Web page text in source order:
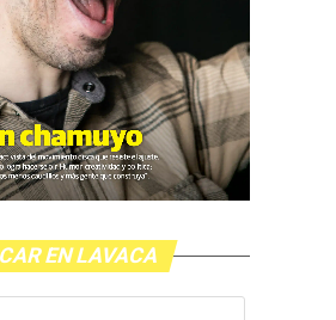
EN LAVACA